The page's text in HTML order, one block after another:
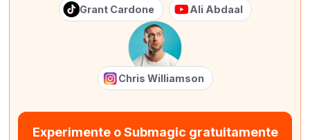
Grant Cardone Ali Abdaal
Chris Williamson
Experimente o Submagic gratuitamente